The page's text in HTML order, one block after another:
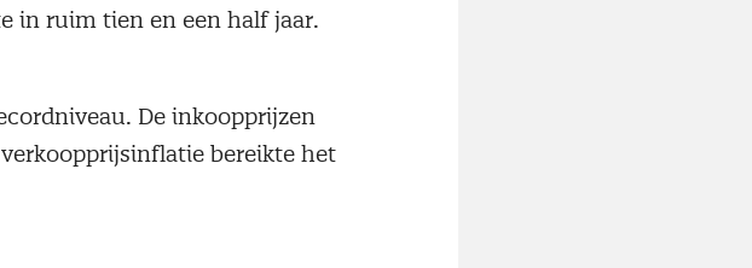
in ruim tien en een half jaar.
De inkoopprijzen
bereikte het